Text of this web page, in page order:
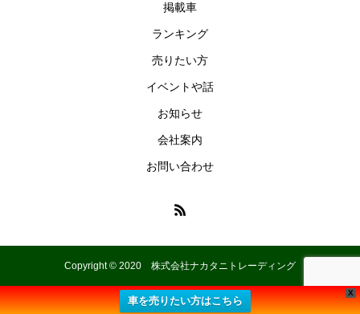
掲載車
ランキング
売りたい方
イベントや話
お知らせ
会社案内
お問い合わせ
Copyright © 2020 株式会社ナカタニトレーディング
X
車を売りたい方はこちら